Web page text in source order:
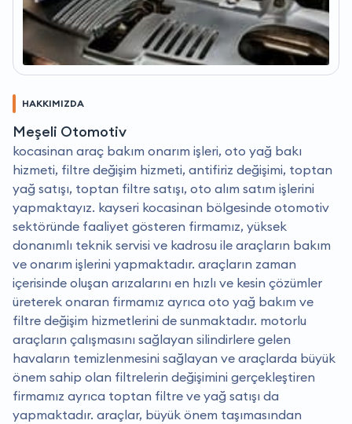
HAKKIMIZDA
Meşeli Otomotiv
kocasinan araç bakım onarım işleri, oto yağ bakı
hizmeti, filtre değişim hizmeti, antifiriz değişimi, toptan
yağ satışı, toptan filtre satışı, oto alım satım işlerini
yapmaktayız. kayseri kocasinan bölgesinde otomotiv
sektöründe faaliyet gösteren firmamız, yüksek
donanımlı teknik servisi ve kadrosu ile araçların bakım
ve onarım işlerini yapmaktadır. araçların zaman
içerisinde oluşan arızalarını en hızlı ve kesin çözümler
üreterek onaran firmamız ayrıca oto yağ bakım ve
filtre değişim hizmetlerini de sunmaktadır. motorlu
araçların çalışmasını sağlayan silindirlere gelen
havaların temizlenmesini sağlayan ve araçlarda büyük
önem sahip olan filtrelerin değişimini gerçekleştiren
firmamız ayrıca toptan filtre ve yağ satışı da
yapmaktadır. araçlar, büyük önem taşımasından